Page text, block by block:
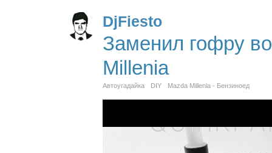
DjFiesto
Заменил гофру
Millenia
Автоугадайка DIY Mazda Millenia - Бензиноед